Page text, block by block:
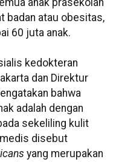
anak prasekolah
badan atau obesitas,
60 juta anak.
kedokteran
dan Direktur
bahwa
adalah dengan
sekeliling kulit
disebut
yang merupakan